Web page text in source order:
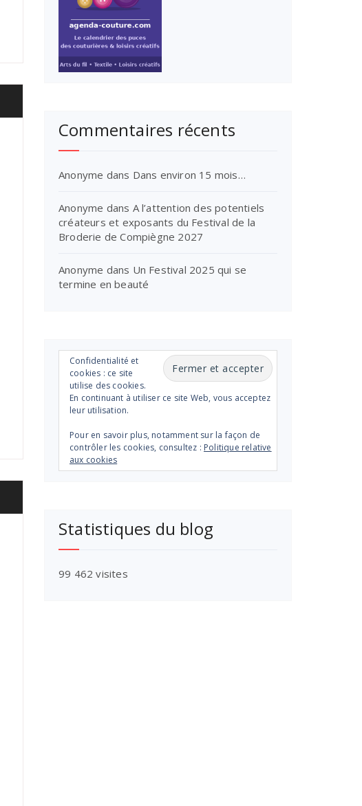
Commentaires récents
Anonyme dans Dans environ 15 mois…
Anonyme dans A l’attention des potentiels
créateurs et exposants du Festival de la
Broderie de Compiègne 2027
Anonyme dans Un Festival 2025 qui se
termine en beauté
Confidentialité et
cookies : ce site
utilise des cookies.
En continuant à utiliser ce site Web, vous acceptez
leur utilisation.
Pour en savoir plus, notamment sur la façon de
contrôler les cookies, consultez : Politique relative
aux cookies
Statistiques du blog
99 462 visites